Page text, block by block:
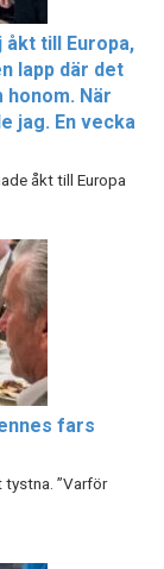
åkt till Europa,
lapp där det
När
jag. En vecka
åkt till Europa
fars
”Varför